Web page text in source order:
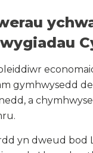
gymhwysedd
a
yn dweud bod